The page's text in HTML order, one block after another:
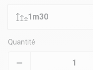
1m30
Quantité